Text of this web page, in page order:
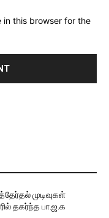
in this browser for the
முடிவுகள்
தகர்ந்த பா.ஜ.க